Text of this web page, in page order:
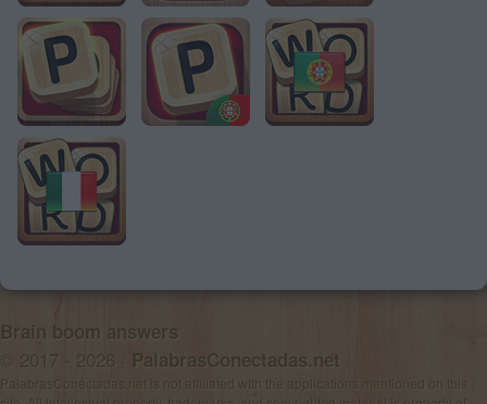
Brain boom answers
© 2017 - 2026 · PalabrasConectadas.net
PalabrasConectadas.net is not affiliated with the applications mentioned on this